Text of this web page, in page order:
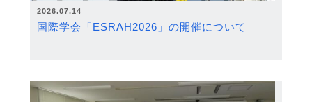
2026.07.14
国際学会「ESRAH2026」の開催について